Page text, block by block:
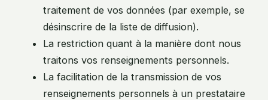
traitement de vos données (par exemple, se
désinscrire de la liste de diffusion).
La restriction quant à la manière dont nous
traitons vos renseignements personnels.
La facilitation de la transmission de vos
renseignements personnels à un prestataire